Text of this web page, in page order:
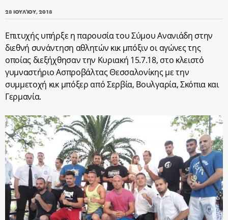
28 ΙΟΥΛΊΟΥ, 2018
Επιτυχής υπήρξε η παρουσία του Σύμου Ανανιάδη στην
διεθνή συνάντηση αθλητών κικ μπόξιν οι αγώνες της
οποίας διεξήχθησαν την Κυριακή 15.7.18, στο κλειστό
γυμναστήριο Ασπροβάλτας Θεσσαλονίκης με την
συμμετοχή κικ μπόξερ από Σερβία, Βουλγαρία, Σκόπια και
Γερμανία.